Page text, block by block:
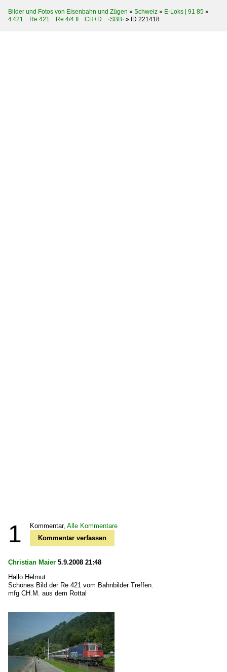
Bilder und Fotos von Eisenbahn und Zügen » Schweiz » E-Loks | 91 85 »
4 421 Re 421 Re 4/4 II CH+D ·SBB· » ID 221418
1 Kommentar, Alle Kommentare
Kommentar verfassen
Christian Maier 5.9.2008 21:48
Hallo Helmut
Schönes Bild der Re 421 vom Bahnbilder Treffen.
mfg CH.M. aus dem Rottal